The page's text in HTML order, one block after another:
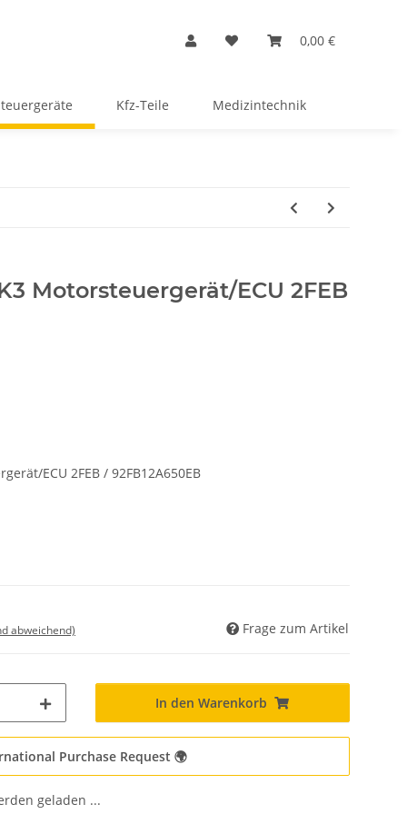
0,00 €
Kfz-Teile Medizintechnik
Motorsteuergerät/ECU 2FEB
ECU 2FEB / 92FB12A650EB
abweichend) Frage zum Artikel
In den Warenkorb
Purchase Request 🌍
geladen ...